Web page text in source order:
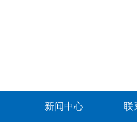
新闻中心 联